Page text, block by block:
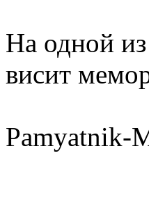
На одной
висит
Pamyatnik-